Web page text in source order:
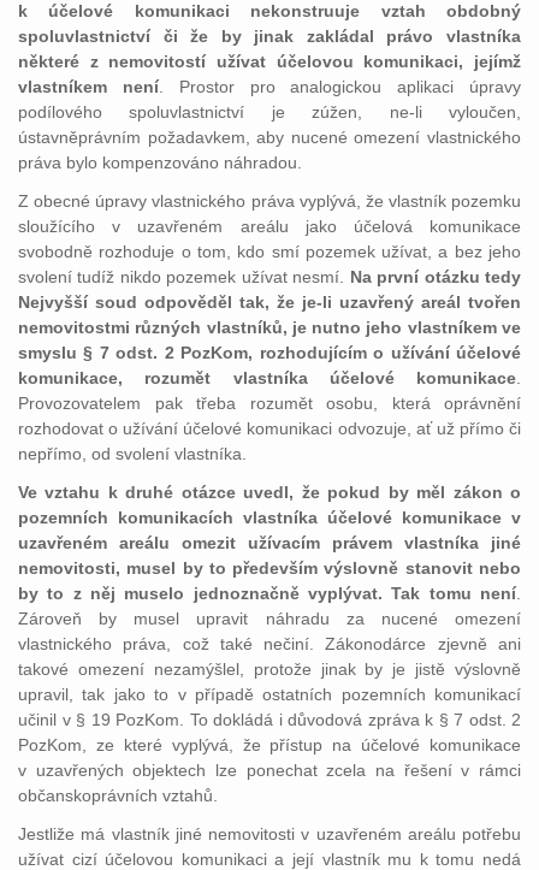
k účelové komunikaci nekonstruuje vztah obdobný
spoluvlastnictví či že by jinak zakládal právo vlastníka
některé z nemovitostí užívat účelovou komunikaci, jejímž
vlastníkem není. Prostor pro analogickou aplikaci úpravy
podílového spoluvlastnictví je zúžen, ne-li vyloučen,
ústavněprávním požadavkem, aby nucené omezení vlastnického
práva bylo kompenzováno náhradou.
Z obecné úpravy vlastnického práva vyplývá, že vlastník pozemku
sloužícího v uzavřeném areálu jako účelová komunikace
svobodně rozhoduje o tom, kdo smí pozemek užívat, a bez jeho
svolení tudíž nikdo pozemek užívat nesmí. Na první otázku tedy
Nejvyšší soud odpověděl tak, že je-li uzavřený areál tvořen
nemovitostmi různých vlastníků, je nutno jeho vlastníkem ve
smyslu § 7 odst. 2 PozKom, rozhodujícím o užívání účelové
komunikace, rozumět vlastníka účelové komunikace
Provozovatelem pak třeba rozumět osobu, která oprávnění
rozhodovat o užívání účelové komunikaci odvozuje, ať už přímo či
nepřímo, od svolení vlastníka.
Ve vztahu k druhé otázce uvedl, že pokud by měl zákon o
pozemních komunikacích vlastníka účelové komunikace v
uzavřeném areálu omezit užívacím právem vlastníka jiné
nemovitosti, musel by to především výslovně stanovit nebo
by to z něj muselo jednoznačně vyplývat. Tak tomu není
Zároveň by musel upravit náhradu za nucené omezení
vlastnického práva, což také nečiní. Zákonodárce zjevně ani
takové omezení nezamýšlel, protože jinak by je jistě výslovně
upravil, tak jako to v případě ostatních pozemních komunikací
učinil v § 19 PozKom. To dokládá i důvodová zpráva k § 7 odst. 2
PozKom, ze které vyplývá, že přístup na účelové komunikace
v uzavřených objektech lze ponechat zcela na řešení v rámci
občanskoprávních vztahů.
Jestliže má vlastník jiné nemovitosti v uzavřeném areálu potřebu
užívat cizí účelovou komunikaci a její vlastník mu k tomu nedá